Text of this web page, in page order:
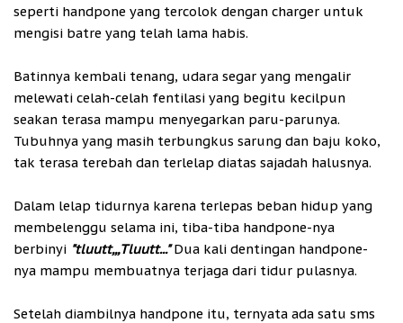
seperti handpone yang tercolok dengan charger untuk
mengisi batre yang telah lama habis.
Batinnya kembali tenang, udara segar yang mengalir
melewati celah-celah fentilasi yang begitu kecilpun
seakan terasa mampu menyegarkan paru-parunya.
Tubuhnya yang masih terbungkus sarung dan baju koko,
tak terasa terebah dan terlelap diatas sajadah halusnya.
Dalam lelap tidurnya karena terlepas beban hidup yang
membelenggu selama ini, tiba-tiba handpone-nya
berbinyi "tluutt,,,Tluutt..."Dua kali dentingan handpone-
nya mampu membuatnya terjaga dari tidur pulasnya.
Setelah diambilnya handpone itu, ternyata ada satu sms